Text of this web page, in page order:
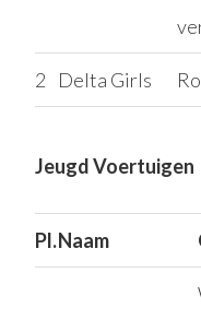
2 Delta Girls
Jeugd Voertuigen
Pl.Naam